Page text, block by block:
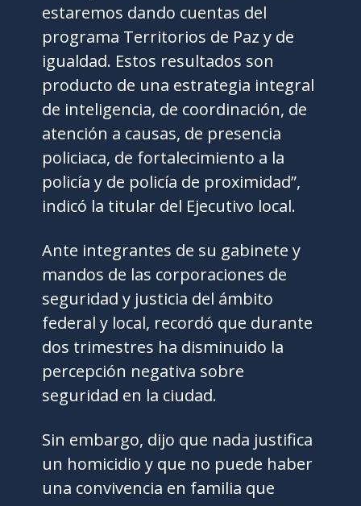
estaremos dando cuentas del
programa Territorios de Paz y de
igualdad. Estos resultados son
producto de una estrategia integral
de inteligencia, de coordinación, de
atención a causas, de presencia
policiaca, de fortalecimiento a la
policía y de policía de proximidad”,
indicó la titular del Ejecutivo local.
Ante integrantes de su gabinete y
mandos de las corporaciones de
seguridad y justicia del ámbito
federal y local, recordó que durante
dos trimestres ha disminuido la
percepción negativa sobre
seguridad en la ciudad.
Sin embargo, dijo que nada justifica
un homicidio y que no puede haber
una convivencia en familia que